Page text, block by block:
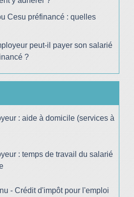
Cesu préfinancé : quelles
peut-il payer son salarié
?
: aide à domicile (services à
: temps de travail du salarié
- Crédit d'impôt pour l'emploi